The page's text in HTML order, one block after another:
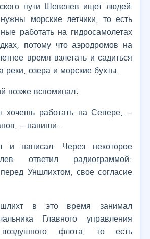
пути Шевелев ищет людей.
морские летчики, то есть
работать на гидросамолетах
потому что аэродромов на
время взлетать и садиться
реки, озера и морские бухты.
позже вспоминал:
хочешь работать на Севере, –
– напиши…
и написал. Через некоторое
ответил радиограммой:
Уншлихтом, свое согласие
в это время занимал
Главного управления
воздушного флота, то есть